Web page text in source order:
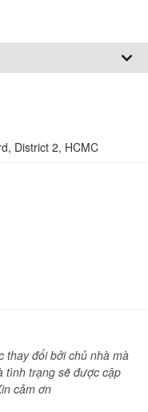
District 2, HCMC
thay đổi bởi chủ nhà mà
tình trạng sẽ được cập
cảm ơn